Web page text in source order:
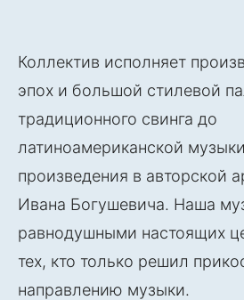
Коллектив исполняет
эпох и большой стилевой
традиционного свинга до
латиноамериканской
произведения в авторской
Ивана Богушевича. Наша
равнодушными настоящих
тех, кто только решил
направлению музыки.